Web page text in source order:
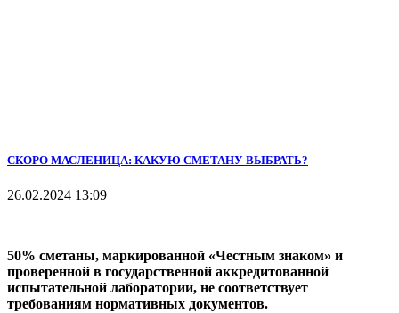
СКОРО МАСЛЕНИЦА: КАКУЮ СМЕТАНУ ВЫБРАТЬ?
26.02.2024 13:09
50% сметаны, маркированной «Честным знаком» и
проверенной в государственной аккредитованной
испытательной лаборатории, не соответствует
требованиям нормативных документов.